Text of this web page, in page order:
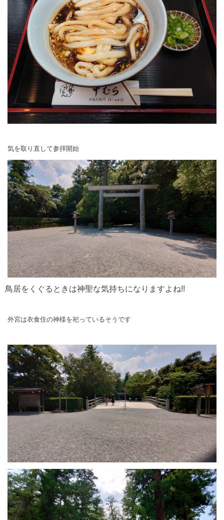
気を取り直して参拝開始
鳥居をくぐるときは神聖な気持ちになりますよね!!
外宮は衣食住の神様を祀っているそうです